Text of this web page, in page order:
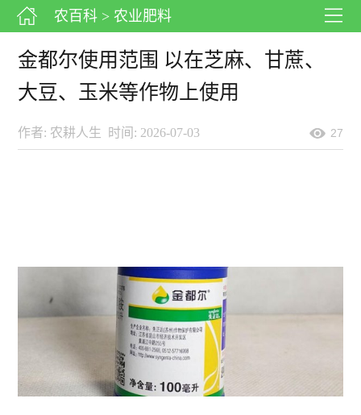
农百科 > 农业肥料
金都尔使用范围 以在芝麻、甘蔗、
大豆、玉米等作物上使用
作者: 农耕人生 时间: 2026-07-03 27